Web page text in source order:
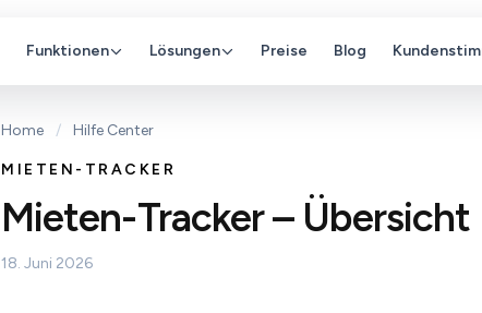
Funktionen Lösungen Preise Blog
Home / Hilfe Center
MIETEN-TRACKER
Mieten-Tracker – Übersicht
18. Juni 2026